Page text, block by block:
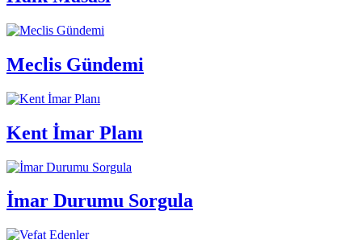
Meclis Gündemi
Kent İmar Planı
İmar Durumu Sorgula